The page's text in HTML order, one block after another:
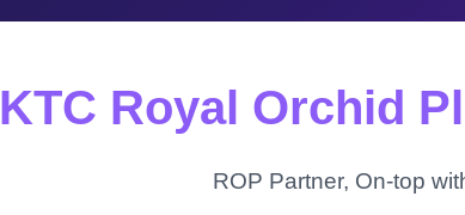
KTC Royal Orchid
ROP Partner, On-top